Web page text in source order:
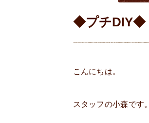
◆プチDIY◆
こんにちは。
スタッフの小森です。